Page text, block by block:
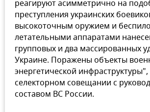
реагируют асимметрично на
преступления украинских
высокоточным оружием и
летательными аппаратами
групповых и два массированных
Украине. Поражены объекты
энергетической инфраструктуры",
селекторном совещании с
составом ВС России.